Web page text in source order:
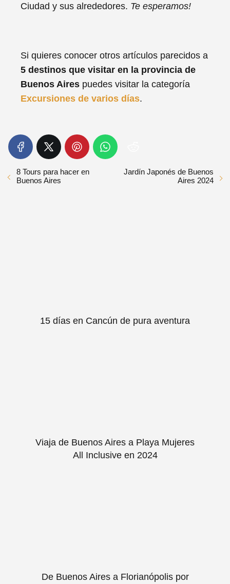
Ciudad y sus alrededores. Te esperamos!
Si quieres conocer otros artículos parecidos a
5 destinos que visitar en la provincia de
Buenos Aires puedes visitar la categoría
Excursiones de varios días.
8 Tours para hacer en
Buenos Aires
Jardín Japonés de Buenos
Aires 2024
15 días en Cancún de pura aventura
Viaja de Buenos Aires a Playa Mujeres
All Inclusive en 2024
De Buenos Aires a Florianópolis por